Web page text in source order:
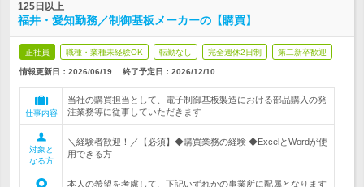
125日以上
福井・愛知勤務／制御基板メーカーの【購買】
正社員 職種・業種未経験OK 転勤なし 完全週休2日制 第二新卒歓迎
情報更新日：2026/06/19 終了予定日： 2026/12/10
仕事内容
当社の購買担当として、電子制御基板製造における部品購入の発
注業務等に従事していただきます
対象と
なる方
＼経験者歓迎！／【必須】◆購買業務の経験 ◆ExcelとWordが使
用できる方
本人の希望を考慮して、下記いずれかの事業所に配属となります